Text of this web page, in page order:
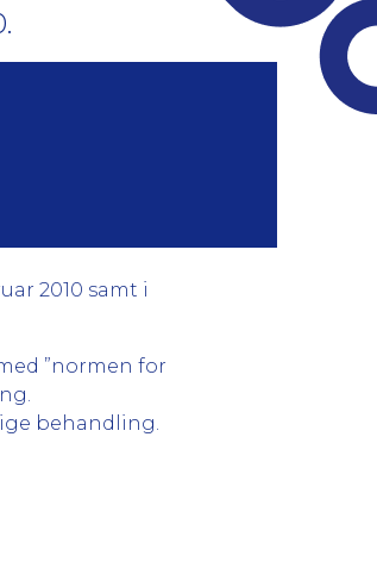
2010 samt i
”normen for
behandling.